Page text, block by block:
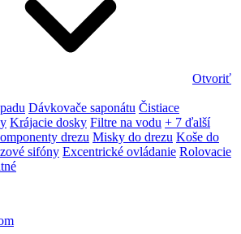
Otvoriť
Dávkovače saponátu Čistiace
Krájacie dosky Filtre na vodu + 7 ďalší
drezu Misky do drezu Koše do
sifóny Excentrické ovládanie Rolovacie